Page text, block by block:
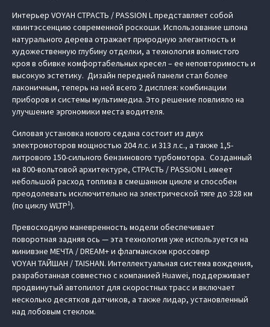
Интерьер VOYAH СТРАСТЬ / PASSION L представляет собой
квинтэссенцию современной роскоши. Использование шпона
натурального дерева отражает природную элегантность и
художественную глубину отделки, а технология волнистого
кроя в обивке комфортабельных кресел – ее неповторимость и
высокую эстетику. Дизайн передней панели стал более
лаконичным, теперь на ней всего 2 дисплея: комбинации
приборов и системы мультимедиа. Это решение повлияло на
улучшение эргономики места водителя.
Силовая установка нового седана состоит из двух
электромоторов мощностью 204 л.с. и 313 л.с., а также 1,5-
литрового 150-сильного бензинового турбомотора. Созданный
на 800-вольтовой архитектуре, СТРАСТЬ / PASSION L имеет
небольшой расход топлива в смешанном цикле и способен
преодолевать исключительно на электрической тяге до 328 км
(по циклу WLTP1).
Превосходную маневренность модели обеспечивает
поворотная задняя ось — эта технология уже используется на
минивэне МЕЧТА / DREAM+ и флагманском кроссовер
VOYAH ТАЙШАН / TAISHAN. Интеллектуальная система вождения,
разработанная совместно с компанией Huawei, поддерживает
продвинутый автопилот для скоростных трасс и включает
несколько десятков датчиков, а также лидар, установленный
над лобовым стеклом.